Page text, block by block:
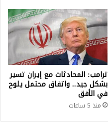
ترامب: المحادثات مع إيران تسير
بشكل جيد.. واتفاق محتمل يلوح
في الأفق
منذ 5 ساعات